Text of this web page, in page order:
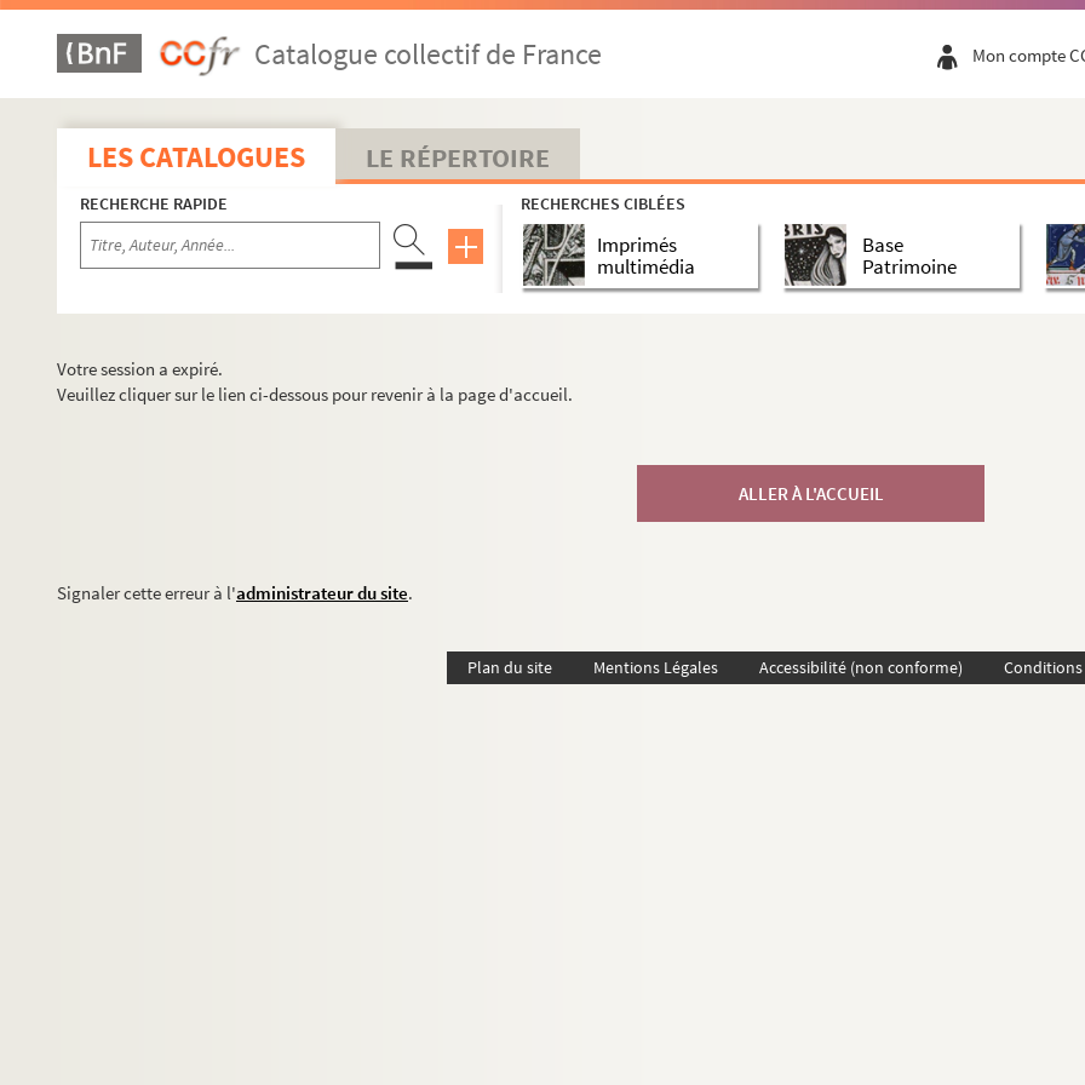
Catalogue collectif de France Mon compte
LES CATALOGUES LE RÉPERTOIRE
RECHERCHE RAPIDE RECHERCHES CIBLÉES
Imprimés
multimédia
Base
Patrimoine
Votre session a expiré.
Veuillez cliquer sur le lien ci-dessous pour revenir à la page d'accueil.
ALLER À L'ACCUEIL
Signaler cette erreur à l'administrateur du site.
Plan du site Mentions Légales Accessibilité (non conforme)